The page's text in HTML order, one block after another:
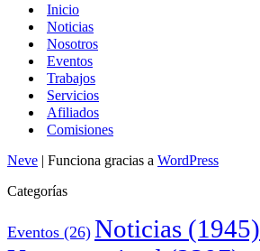
Inicio
Noticias
Nosotros
Eventos
Trabajos
Servicios
Afiliados
Comisiones
Neve | Funciona gracias a WordPress
Categorías
Eventos (26) Noticias (1945)